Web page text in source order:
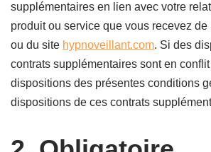
supplémentaires en lien avec votre
produit ou service que vous recevez
ou du site hypnoveillant.com. Si des
contrats supplémentaires sont en
dispositions des présentes conditions
dispositions de ces contrats